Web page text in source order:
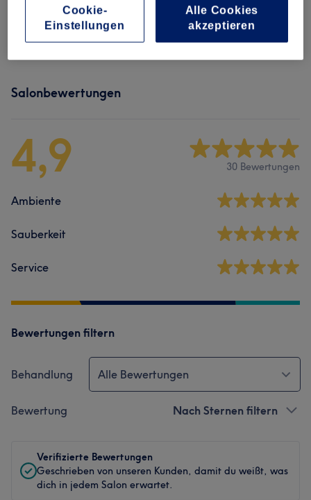
HAARENTFERNUNG MIT
ab 6 €
Salonbewertungen
4,9 30 Bewertungen
Ambiente
Sauberkeit
Service
Bewertungen filtern
Behandlung Alle Bewertungen
Bewertung Nach Sternen filtern
Verifizierte Bewertungen
Geschrieben von unseren Kunden, damit du weißt, was
dich in jedem Salon erwartet.
Alle Cookies
akzeptieren
Cookie-
Einstellungen